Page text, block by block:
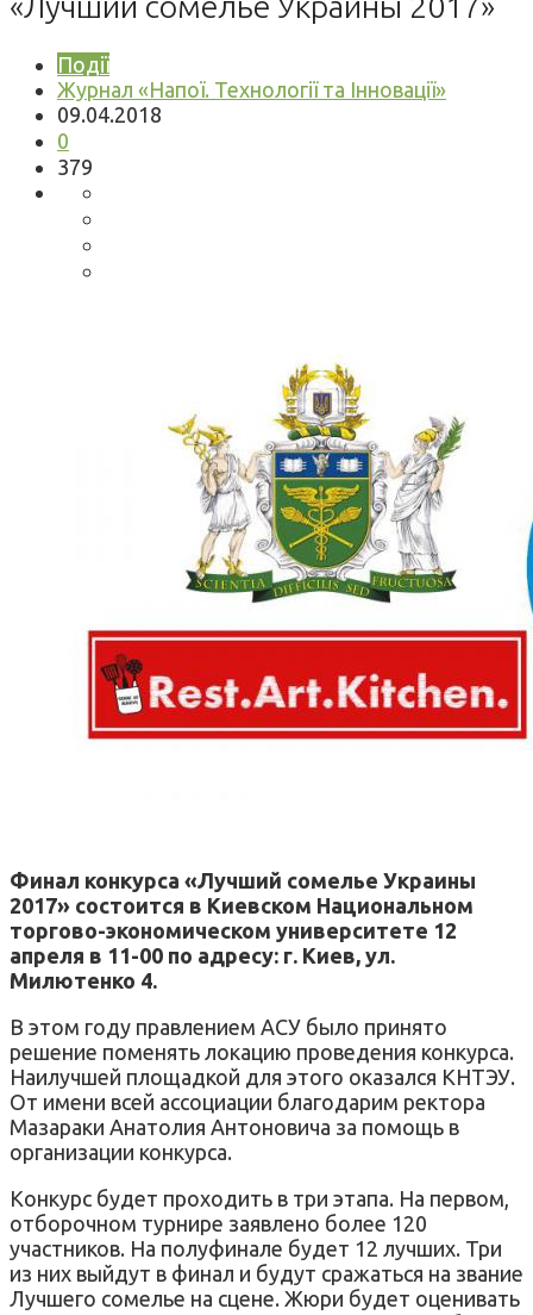
Події
Журнал «Напої. Технології та Інновації»
09.04.2018
0
379
Финал конкурса «Лучший сомелье Украины
2017» состоится в Киевском Национальном
торгово-экономическом университете 12
апреля в 11-00 по адресу: г. Киев, ул.
Милютенко 4.
В этом году правлением АСУ было принято
решение поменять локацию проведения конкурса.
Наилучшей площадкой для этого оказался КНТЭУ.
От имени всей ассоциации благодарим ректора
Мазараки Анатолия Антоновича за помощь в
организации конкурса.
Конкурс будет проходить в три этапа. На первом,
отборочном турнире заявлено более 120
участников. На полуфинале будет 12 лучших. Три
из них выйдут в финал и будут сражаться на звание
Лучшего сомелье на сцене. Жюри будет оценивать